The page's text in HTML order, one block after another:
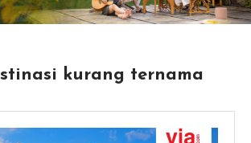
kurang ternama